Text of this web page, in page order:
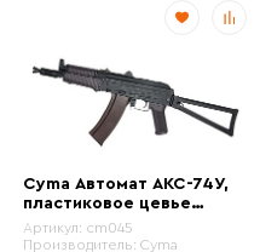
Cyma Автомат АКС-74У,
пластиковое цевье
(cm045)
Артикул: cm045
Производитель: Cyma